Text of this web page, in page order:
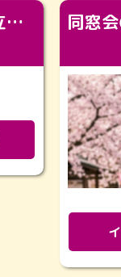
「カッコよくなって旅立っていってくれました（笑）もっとカッコいいって言ってあげればよかったな」